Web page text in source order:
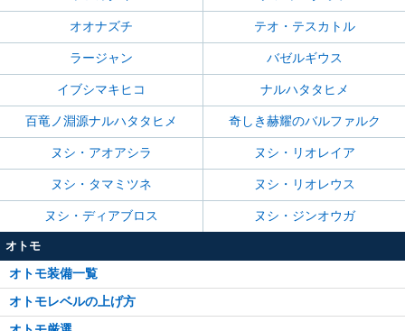
オオナズチ テオ・テスカトル
ラージャン バゼルギウス
イブシマキヒコ ナルハタタヒメ
百竜ノ淵源ナルハタタヒメ 奇しき赫耀のバルファルク
ヌシ・アオアシラ ヌシ・リオレイア
ヌシ・タマミツネ ヌシ・リオレウス
ヌシ・ディアブロス ヌシ・ジンオウガ
オトモ
オトモ装備一覧
オトモレベルの上げ方